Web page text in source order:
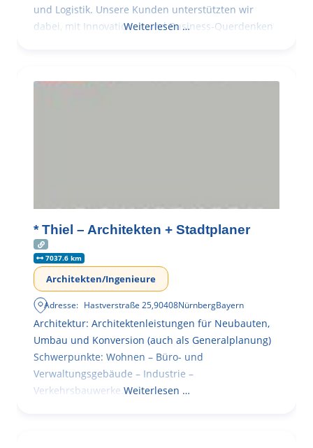
und Logistik. Unsere Kunden unterstützten wir
dabei, mit Innovationen und Business-Querdenken
Weiterlesen …
* Thiel – Architekten + Stadtplaner
7037.6 km
Architekten/Ingenieure
Adresse: Hastverstraße 25,90408NürnbergBayern
Architektur: Architektenleistungen für Neubauten,
Umbau und Konversion (auch als Generalplanung)
Schwerpunkte: Wohnen – Büro- und
Verwaltungsgebäude – Industrie –
Verkehrsbauwerke. Weiterlesen …